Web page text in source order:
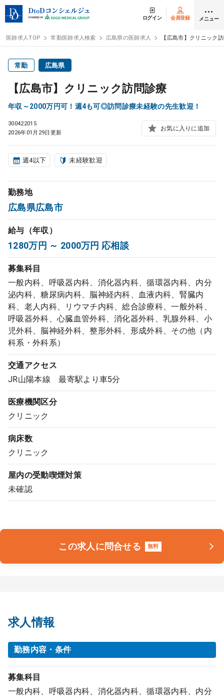
ログイン 会員登録 メニュー
医師求人
常勤検索
非常勤検索 アルバイト
スポット検索 アルバイト
DtoDの転職・アルバイト支援
成功事例
転職ノウハウ
受付時間 9:00 ～ 18:00（平日）
クリニック開業
DtoDとは
お問合せ
採用をお考えの医療機関の方
医師求人TOP 常勤医師求人検索 広島県の医師求人 【広島市】クリニック
常勤 広島県
【広島市】クリニック訪問診療
年収～2000万円可！週4も可◎訪問診療未経験の先生歓迎！
300422015
2026年01月29日更新
お気に入りに追加
週4以下 未経験歓迎
勤務地
広島県広島市
給与（年収）
1280万円 ～ 2000万円 応相談
募集科目
一般内科、呼吸器内科、消化器内科、循環器内科、内分
泌内科、糖尿病内科、脳神経内科、血液内科、腎臓内
科、老人内科、リウマチ内科、総合診療科、一般外科、
呼吸器外科、心臓血管外科、消化器外科、乳腺外科、小
児外科、脳神経外科、整形外科、形成外科、その他（内
科系・外科系）
交通アクセス
JR山陽本線 最寄駅より車5分
医療機関区分
クリニック
病床数
クリニック
屋内の受動喫煙対策
未確認
この求人に問合せる 無料
求人情報
勤務内容・条件
募集科目
一般内科、呼吸器内科、消化器内科、循環器内科、内分